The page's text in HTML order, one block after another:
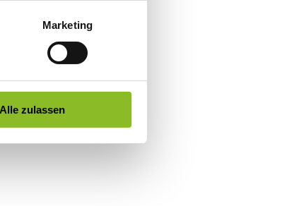
Marketing
Alle zulassen